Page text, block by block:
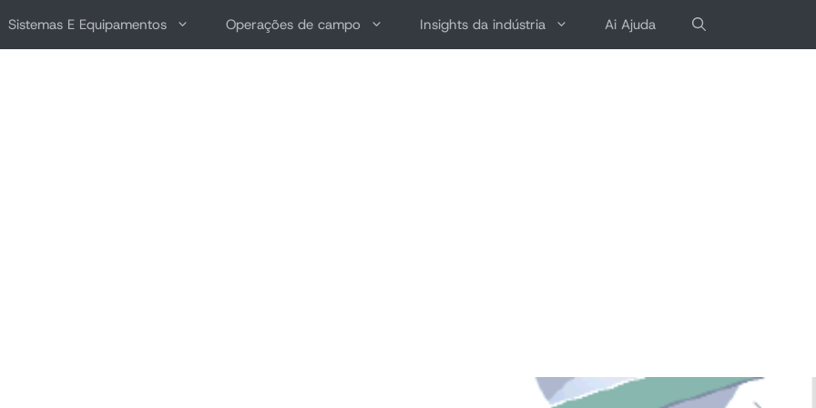
Sistemas E Equipamentos Operações de campo Insights da indústria Ai Ajuda